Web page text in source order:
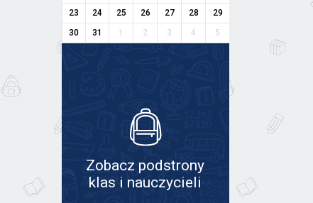
23
24 25 26 27 28
29
30
31 1 2 3 4 5
Zobacz podstrony
klas i nauczycieli